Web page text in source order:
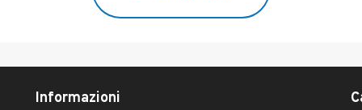
Informazioni